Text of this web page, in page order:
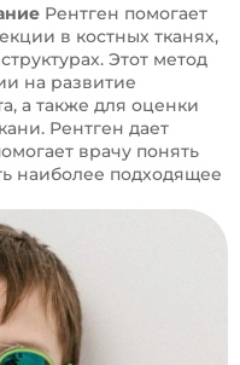
Рентген помогает
в костных тканях,
Этот метод
на развитие
а также для оценки
Рентген дает
врачу понять
наиболее подходящее